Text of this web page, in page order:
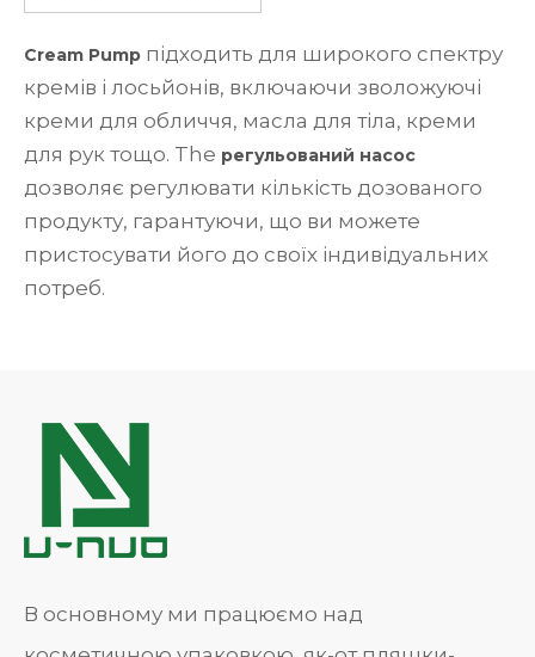
Невеликий насос для
Cream Pump підходить для широкого спектру
кремів і лосьйонів, включаючи зволожуючі
креми для обличчя, масла для тіла, креми
для рук тощо. The регульований насос
дозволяє регулювати кількість дозованого
продукту, гарантуючи, що ви можете
пристосувати його до своїх індивідуальних
потреб.
В основному ми працюємо над